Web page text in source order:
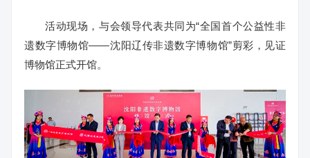
活动现场，与会领导代表共同为“全国首个公益性非
遗数字博物馆——沈阳辽传非遗数字博物馆”剪彩，见证
博物馆正式开馆。